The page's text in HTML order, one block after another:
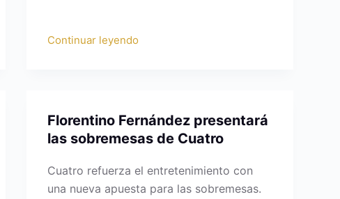
Continuar leyendo
Florentino Fernández presentará
las sobremesas de Cuatro
Cuatro refuerza el entretenimiento con
una nueva apuesta para las sobremesas.